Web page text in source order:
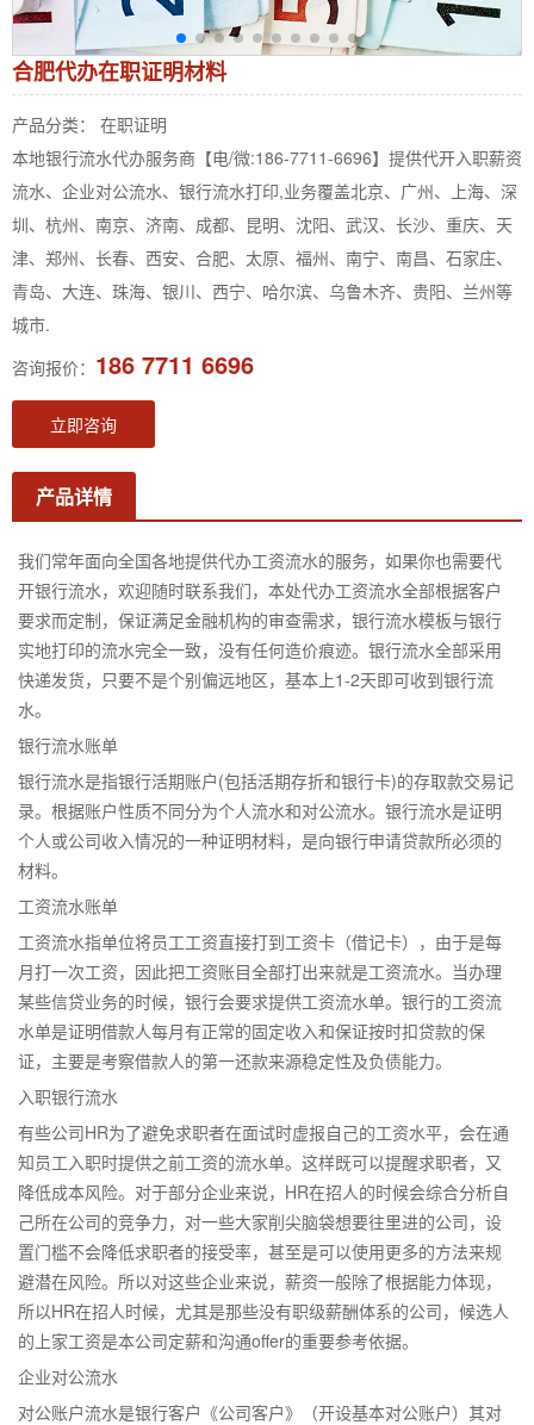
合肥代办在职证明材料
产品分类： 在职证明
本地银行流水代办服务商【电/微:186-7711-6696】提供代开入职薪资
流水、企业对公流水、银行流水打印,业务覆盖北京、广州、上海、深
圳、杭州、南京、济南、成都、昆明、沈阳、武汉、长沙、重庆、天
津、郑州、长春、西安、合肥、太原、福州、南宁、南昌、石家庄、
青岛、大连、珠海、银川、西宁、哈尔滨、乌鲁木齐、贵阳、兰州等
城市.
咨询报价： 186 7711 6696
立即咨询
产品详情
我们常年面向全国各地提供代办工资流水的服务，如果你也需要代
开银行流水，欢迎随时联系我们，本处代办工资流水全部根据客户
要求而定制，保证满足金融机构的审查需求，银行流水模板与银行
实地打印的流水完全一致，没有任何造价痕迹。银行流水全部采用
快递发货，只要不是个别偏远地区，基本上1-2天即可收到银行流
水。
银行流水账单
银行流水是指银行活期账户(包括活期存折和银行卡)的存取款交易记
录。根据账户性质不同分为个人流水和对公流水。银行流水是证明
个人或公司收入情况的一种证明材料，是向银行申请贷款所必须的
材料。
工资流水账单
工资流水指单位将员工工资直接打到工资卡（借记卡），由于是每
月打一次工资，因此把工资账目全部打出来就是工资流水。当办理
某些信贷业务的时候，银行会要求提供工资流水单。银行的工资流
水单是证明借款人每月有正常的固定收入和保证按时扣贷款的保
证，主要是考察借款人的第一还款来源稳定性及负债能力。
入职银行流水
有些公司HR为了避免求职者在面试时虚报自己的工资水平，会在通
知员工入职时提供之前工资的流水单。这样既可以提醒求职者，又
降低成本风险。对于部分企业来说，HR在招人的时候会综合分析自
己所在公司的竞争力，对一些大家削尖脑袋想要往里进的公司，设
置门槛不会降低求职者的接受率，甚至是可以使用更多的方法来规
避潜在风险。所以对这些企业来说，薪资一般除了根据能力体现，
所以HR在招人时候，尤其是那些没有职级薪酬体系的公司，候选人
的上家工资是本公司定薪和沟通offer的重要参考依据。
企业对公流水
对公账户流水是银行客户《公司客户》（开设基本对公账户）其对